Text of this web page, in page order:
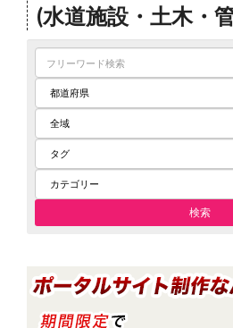
(水道施設・土木・